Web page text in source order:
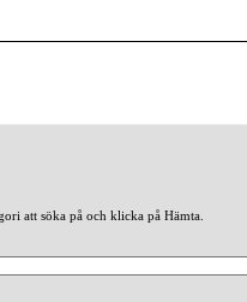
att söka på och klicka på Hämta.